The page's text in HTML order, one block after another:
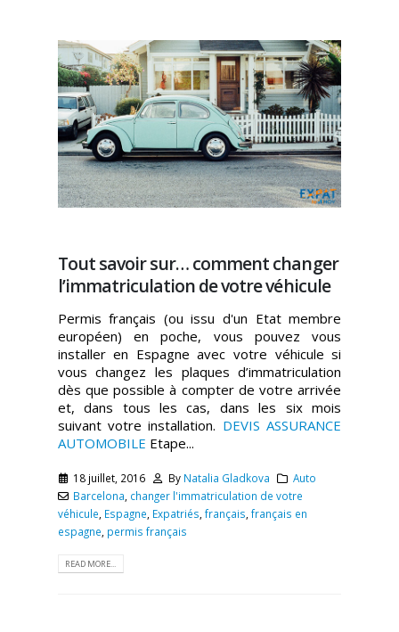
Tout savoir sur… comment changer
l’immatriculation de votre véhicule
Permis français (ou issu d'un Etat membre
européen) en poche, vous pouvez vous
installer en Espagne avec votre véhicule si
vous changez les plaques d’immatriculation
dès que possible à compter de votre arrivée
et, dans tous les cas, dans les six mois
suivant votre installation. DEVIS ASSURANCE
AUTOMOBILE Etape...
18 juillet, 2016 By Natalia Gladkova
Auto
Barcelona changer l'immatriculation de votre
véhicule Espagne Expatriés français français en
espagne permis français
READ MORE...